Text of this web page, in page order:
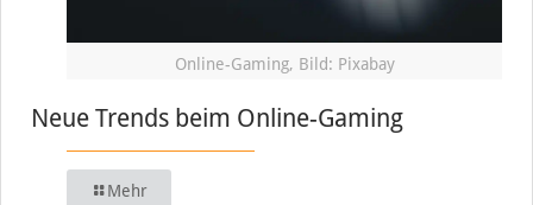
Online-Gaming, Bild: Pixabay
Neue Trends beim Online-Gaming
Mehr